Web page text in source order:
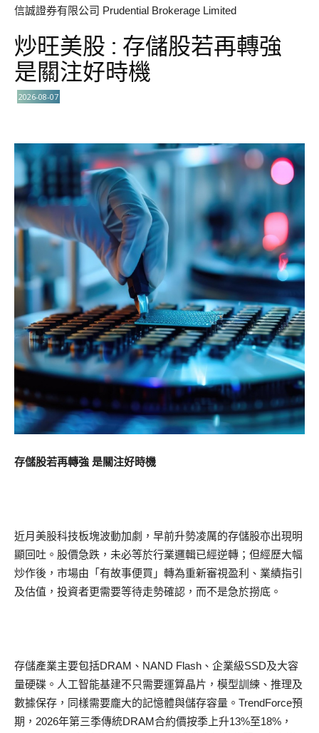
信誠證券有限公司 Prudential Brokerage Limited
炒旺美股 : 存儲股若再轉強
是關注好時機
2026-08-07
存儲股若再轉強 是關注好時機
近月美股科技板塊波動加劇，早前升勢凌厲的存儲股亦出現明
顯回吐。股價急跌，未必等於行業邏輯已經逆轉；但經歷大幅
炒作後，市場由「有故事便買」轉為重新審視盈利、業績指引
及估值，投資者更需要等待走勢確認，而不是急於撈底。
存儲產業主要包括DRAM、NAND Flash、企業級SSD及大容
量硬碟。人工智能基建不只需要運算晶片，模型訓練、推理及
數據保存，同樣需要龐大的記憶體與儲存容量。TrendForce預
期，2026年第三季傳統DRAM合約價按季上升13%至18%，